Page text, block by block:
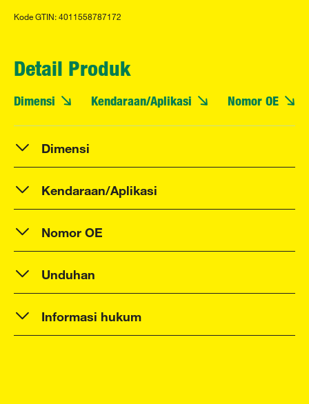
Kode GTIN: 4011558787172
Detail Produk
Dimensi Kendaraan/Aplikasi Nomor OE
Dimensi
Kendaraan/Aplikasi
Nomor OE
Unduhan
Informasi hukum